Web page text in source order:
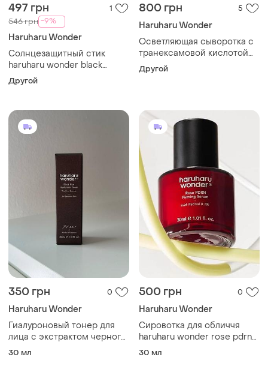
497 грн 1
546 грн -9%
Haruharu Wonder
Солнцезащитный стик
haruharu wonder black
bamboo daily soothing sun
stick spf50+ pa++++ 20 г
Другой
800 грн 5
Haruharu Wonder
Осветляющая сыворотка с
транексамовой кислотой
haruharu wonder centella 4%
txa dark spot go away serum
Другой
350 грн 0
Haruharu Wonder
Гиалуроновый тонер для
лица с экстрактом черного
риса haruharu wonder black
30 мл
500 грн 0
Haruharu Wonder
Сировотка для обличчя
haruharu wonder rose pdrn
firming serum
30 мл